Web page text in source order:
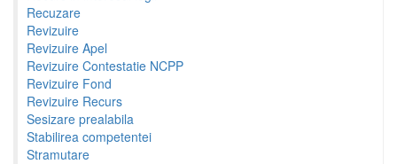
Recuzare
Revizuire
Revizuire Apel
Revizuire Contestatie NCPP
Revizuire Fond
Revizuire Recurs
Sesizare prealabila
Stabilirea competentei
Stramutare